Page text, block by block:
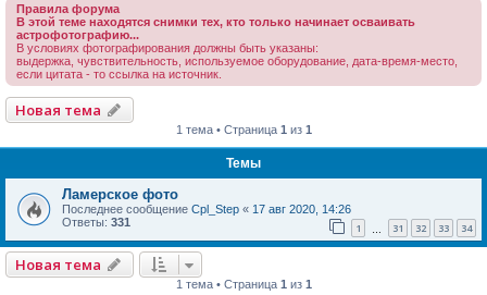
Правила форума
В этой теме находятся снимки тех, кто только начинает осваивать
астрофотографию...
В условиях фотографирования должны быть указаны:
выдержка, чувствительность, используемое оборудование, дата-время-место,
если цитата - то ссылка на источник.
Новая тема
1 тема • Страница 1 из 1
Темы
Ламерское фото
Последнее сообщение Cpl_Step « 17 авг 2020, 14:26
Ответы: 331 1 31 32 33 34
Новая тема
1 тема • Страница 1 из 1